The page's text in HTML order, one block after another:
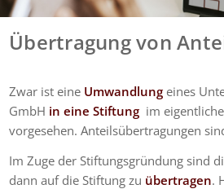
Übertragung von
Zwar ist eine Umwandlung eines
GmbH in eine Stiftung im
vorgesehen. Anteilsübertragungen
Im Zuge der Stiftungsgründung sind
dann auf die Stiftung zu übertragen.